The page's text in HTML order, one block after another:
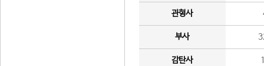
관형사
부사
감탄사